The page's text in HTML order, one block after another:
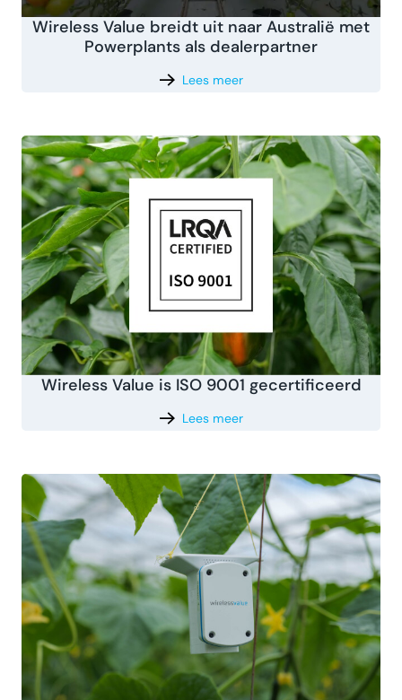
Wireless Value breidt uit naar Australië met
Powerplants als dealerpartner
Lees meer
Wireless Value is ISO 9001 gecertificeerd
Lees meer